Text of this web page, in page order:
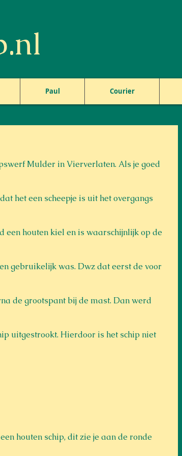
Paul Courier
Mulder in Vierverlaten. Als je goed
het een scheepje is uit het overgangs
een houten kiel en is waarschijnlijk op de
gebruikelijk was. Dwz dat eerst de voor
de grootspant bij de mast. Dan werd
uitgestrookt. Hierdoor is het schip niet
houten schip, dit zie je aan de ronde